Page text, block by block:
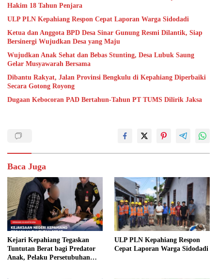
Hakim 18 Tahun Penjara
ULP PLN Kepahiang Respon Cepat Laporan Warga Sidodadi
Ketua dan Anggota BPD Desa Sinar Gunung Resmi Dilantik, Siap
Bersinergi Wujudkan Desa yang Maju
Wujudkan Anak Sehat dan Bebas Stunting, Desa Lubuk Saung
Gelar Musyawarah Bersama
Dibantu Rakyat, Jalan Provinsi Bengkulu di Kepahiang Diperbaiki
Secara Gotong Royong
Dugaan Kebocoran PAD Bertahun-Tahun PT TUMS Dilirik Jaksa
Baca Juga
Kejari Kepahiang Tegaskan
Tuntutan Berat bagi Predator
Anak, Pelaku Persetubuhan
ULP PLN Kepahiang Respon
Cepat Laporan Warga Sidodadi